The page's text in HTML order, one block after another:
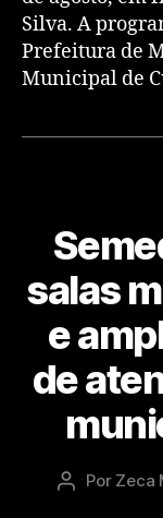
Silva. A
Prefeitura de
Municipal de
salas
e
de
Por Zeca